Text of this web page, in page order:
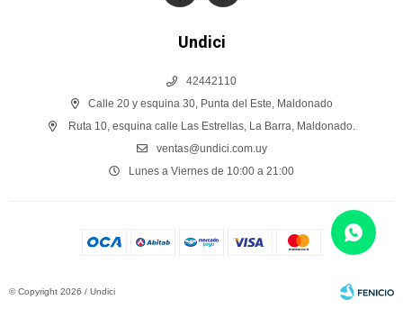
Undici
42442110
Calle 20 y esquina 30, Punta del Este, Maldonado
Ruta 10, esquina calle Las Estrellas, La Barra, Maldonado.
ventas@undici.com.uy
Lunes a Viernes de 10:00 a 21:00
© Copyright 2026 / Undici